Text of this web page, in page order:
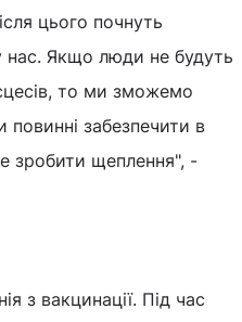
цього почнуть
нас. Якщо люди не будуть
то ми зможемо
повинні забезпечити в
зробити щеплення", -
з вакцинації. Під час